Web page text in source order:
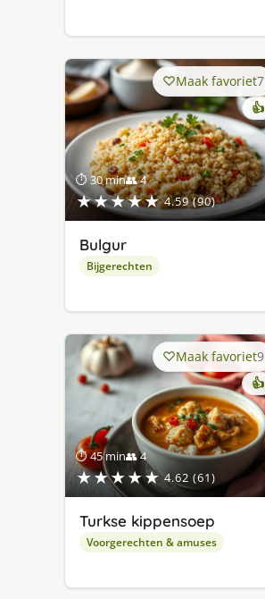
⏱ 30 min👥 4
★★★★★ 4.59 (90)
Maak favoriet7
👍
Bulgur
Bijgerechten
⏱ 45 min👥 4
★★★★★ 4.62 (61)
Maak favoriet9
👍
Turkse kippensoep
Voorgerechten & amuses